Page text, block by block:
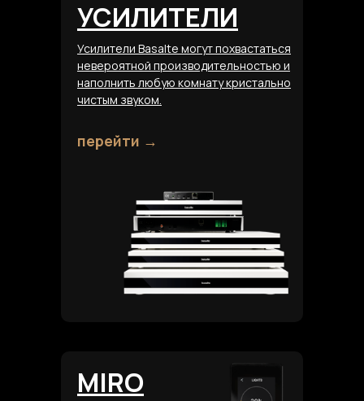
УСИЛИТЕЛИ
Усилители Basalte могут похвастаться
невероятной производительностью и
наполнить любую комнату кристально
чистым звуком.
перейти →
MIRO